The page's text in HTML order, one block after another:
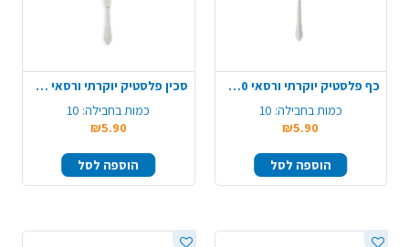
כף פלסטיק יוקרתי ורסאי 10 יח' - לבן
כמות בחבילה: 10
₪5.90
הוספה לסל
סכין פלסטיק יוקרתי ורסאי 10 יח' - קרם
כמות בחבילה: 10
₪5.90
הוספה לסל